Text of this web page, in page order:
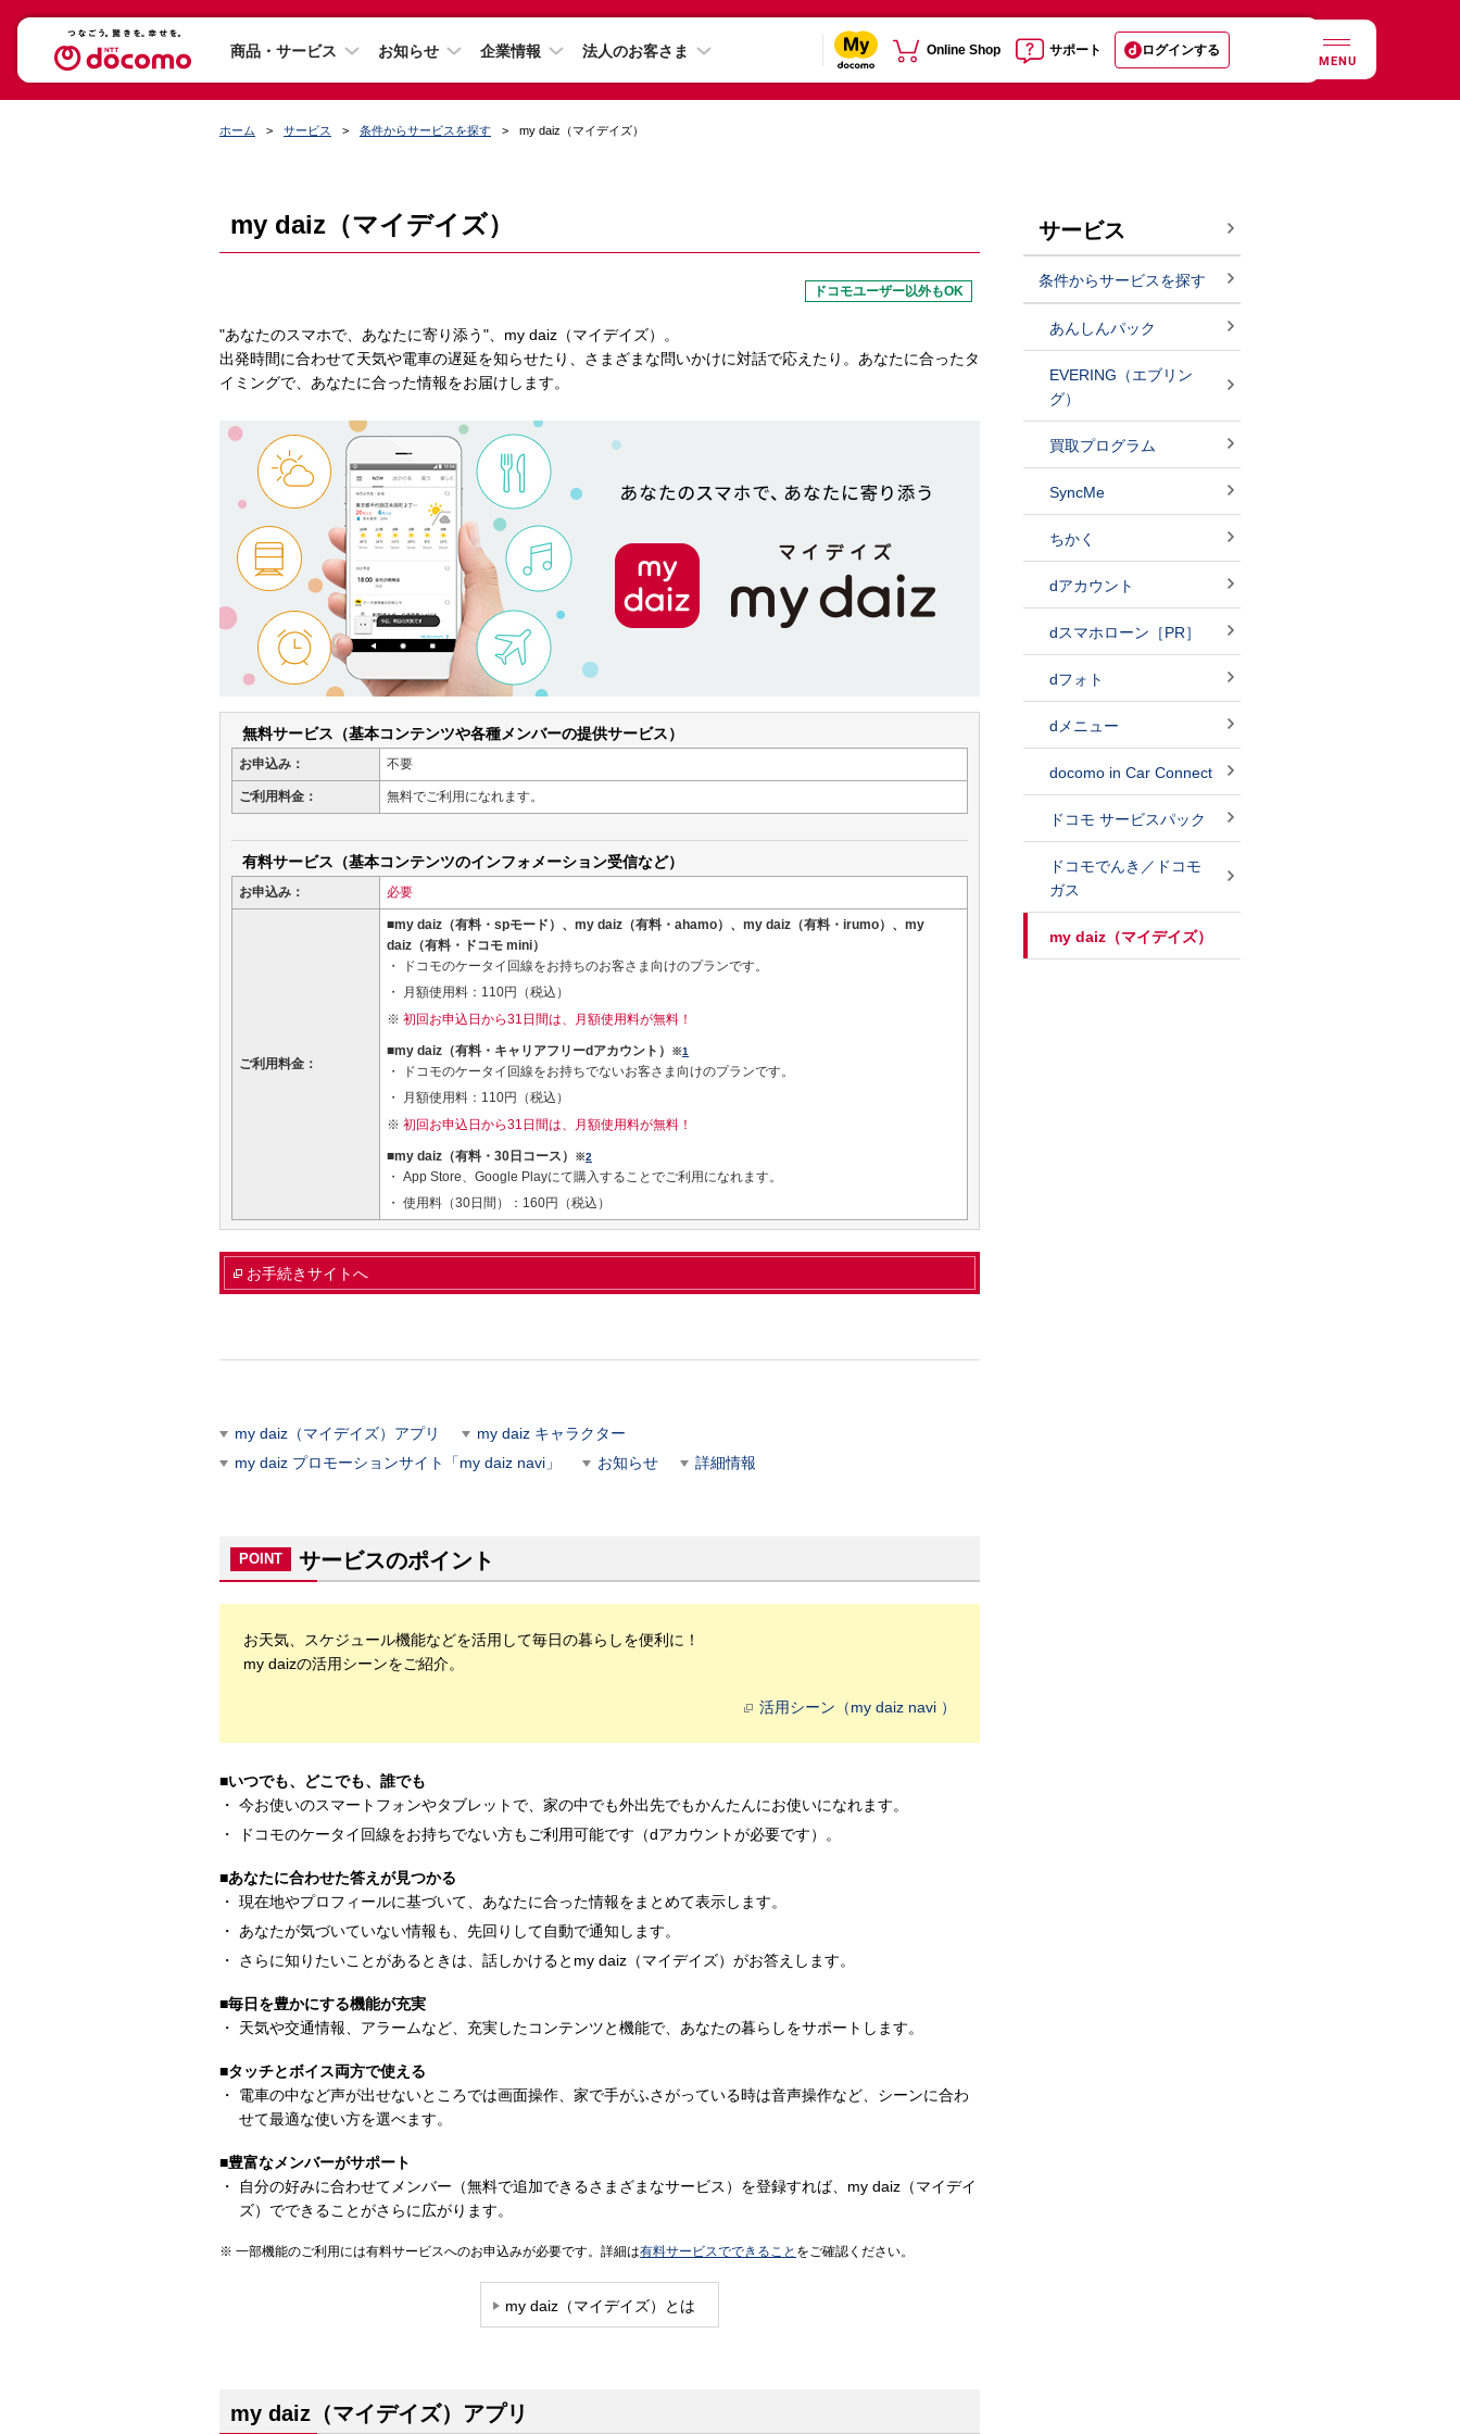
商品・サービス お知らせ 企業情報 法人のお客さま Online Shop サポート ログインする
MENU
ホーム サービス 条件からサービスを探す my daiz（マイデイズ）
my daiz（マイデイズ）
ドコモユーザー以外もOK
"あなたのスマホで、あなたに寄り添う"、my daiz（マイデイズ）。
出発時間に合わせて天気や電車の遅延を知らせたり、さまざまな問いかけに対話で応えたり。あなたに合ったタ
イミングで、あなたに合った情報をお届けします。
無料サービス（基本コンテンツや各種メンバーの提供サービス）
お申込み： 不要
ご利用料金： 無料でご利用になれます。
有料サービス（基本コンテンツのインフォメーション受信など）
お申込み： 必要
ご利用料金：
■my daiz（有料・spモード）、my daiz（有料・ahamo）、my daiz（有料・irumo）、my
daiz（有料・ドコモ mini）
ドコモのケータイ回線をお持ちのお客さま向けのプランです。
月額使用料：110円（税込）
初回お申込日から31日間は、月額使用料が無料！
■my daiz（有料・キャリアフリーdアカウント） ※1
ドコモのケータイ回線をお持ちでないお客さま向けのプランです。
月額使用料：110円（税込）
初回お申込日から31日間は、月額使用料が無料！
■my daiz（有料・30日コース） ※2
App Store、Google Playにて購入することでご利用になれます。
使用料（30日間）：160円（税込）
お手続きサイトへ
my daiz（マイデイズ）アプリ
my daiz キャラクター
my daiz プロモーションサイト「my daiz navi」
お知らせ 詳細情報
POINT サービスのポイント
お天気、スケジュール機能などを活用して毎日の暮らしを便利に！
my daizの活用シーンをご紹介。
活用シーン（my daiz navi ）
■いつでも、どこでも、誰でも
今お使いのスマートフォンやタブレットで、家の中でも外出先でもかんたんにお使いになれます。
ドコモのケータイ回線をお持ちでない方もご利用可能です（dアカウントが必要です）。
■あなたに合わせた答えが見つかる
現在地やプロフィールに基づいて、あなたに合った情報をまとめて表示します。
あなたが気づいていない情報も、先回りして自動で通知します。
さらに知りたいことがあるときは、話しかけるとmy daiz（マイデイズ）がお答えします。
■毎日を豊かにする機能が充実
天気や交通情報、アラームなど、充実したコンテンツと機能で、あなたの暮らしをサポートします。
■タッチとボイス両方で使える
電車の中など声が出せないところでは画面操作、家で手がふさがっている時は音声操作など、シーンに合わ
せて最適な使い方を選べます。
■豊富なメンバーがサポート
自分の好みに合わせてメンバー（無料で追加できるさまざまなサービス）を登録すれば、my daiz（マイデイ
ズ）でできることがさらに広がります。
一部機能のご利用には有料サービスへのお申込みが必要です。詳細は有料サービスでできること をご確認ください。
my daiz（マイデイズ）とは
my daiz（マイデイズ）アプリ
サービス
条件からサービスを探す
あんしんパック
EVERING（エブリン
グ）
買取プログラム
SyncMe
ちかく
dアカウント
dスマホローン［PR］
dフォト
dメニュー
docomo in Car Connect
ドコモ サービスパック
ドコモでんき／ドコモ
ガス
my daiz（マイデイズ）